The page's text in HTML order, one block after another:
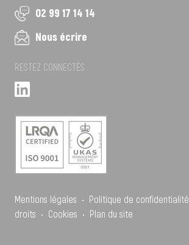
02 99 17 14 14
Nous écrire
RESTEZ CONNECTÉS
Mentions légales • Politique de confidentialité
droits • Cookies • Plan du site